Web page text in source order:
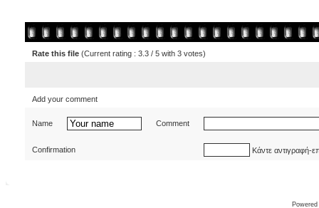
Rate this file (Current rating : 3.3 / 5 with 3 votes)
Add your comment
Name Comment
Confirmation Κάντε αντιγραφή-